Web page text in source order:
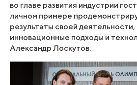
во главе развития индустрии
личном примере
результаты своей
инновационные подходы и
Александр Лоскутов.